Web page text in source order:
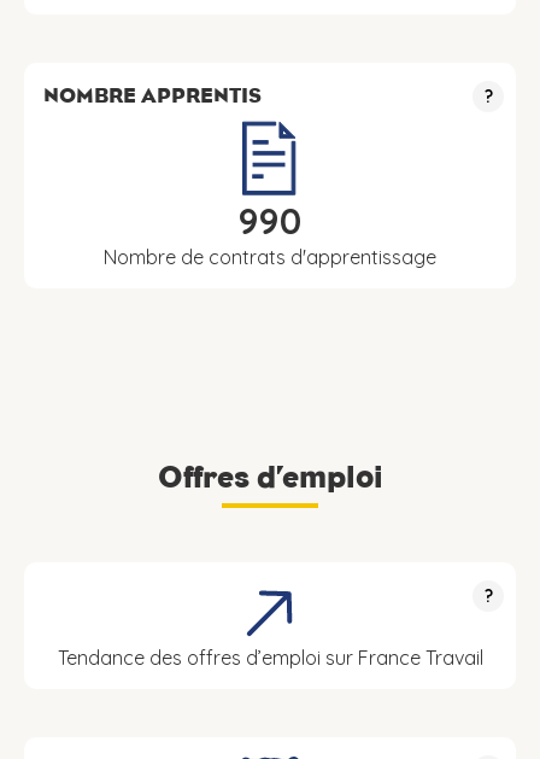
NOMBRE APPRENTIS ?
990
Nombre de contrats d'apprentissage
Offres d’emploi
?
Tendance des offres d’emploi sur France Travail